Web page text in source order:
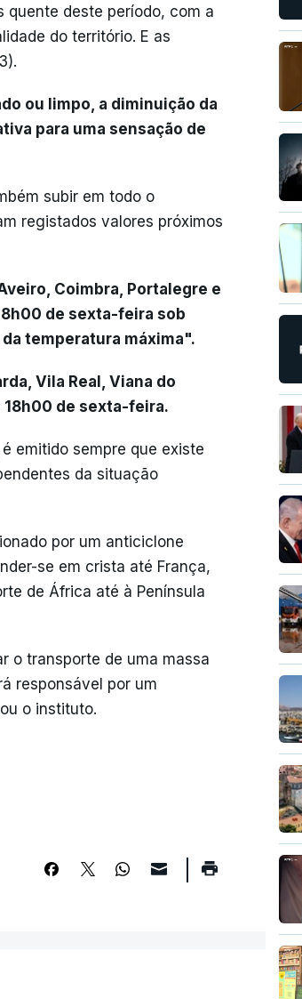
quente deste período, com a
do território. E as
ou limpo, a diminuição da
para uma sensação de
subir em todo o
registados valores próximos
Coimbra, Portalegre e
de sexta-feira sob
temperatura máxima".
Vila Real, Viana do
18h00 de sexta-feira.
emitido sempre que existe
da situação
por um anticiclone
se em crista até França,
de África até à Península
o transporte de uma massa
responsável por um
o instituto.